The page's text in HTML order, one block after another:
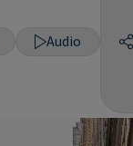
Audio